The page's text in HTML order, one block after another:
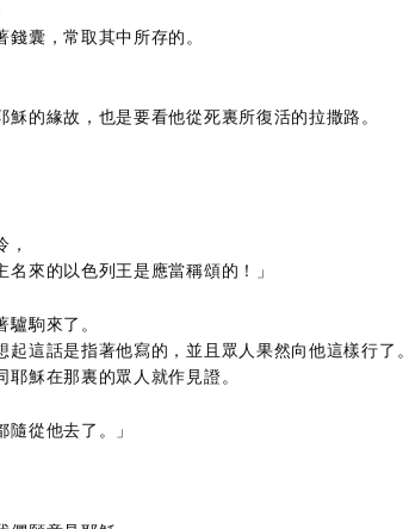
囊，常取其中所存的。
的緣故，也是要看他從死裏所復活的拉撒路。
，
來的以色列王是應當稱頌的！」
駒來了。
這話是指著他寫的，並且眾人果然向他這樣行了
穌在那裏的眾人就作見證。
從他去了。」